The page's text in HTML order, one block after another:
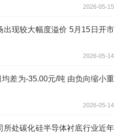
2026-05-15
出现较大幅度溢价 5月15日开市
2026-05-14
差为-35.00元/吨 由负向缩小重
2026-05-14
所处碳化硅半导体衬底行业近年